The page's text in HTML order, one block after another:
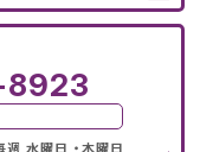
水曜日 ・木曜日